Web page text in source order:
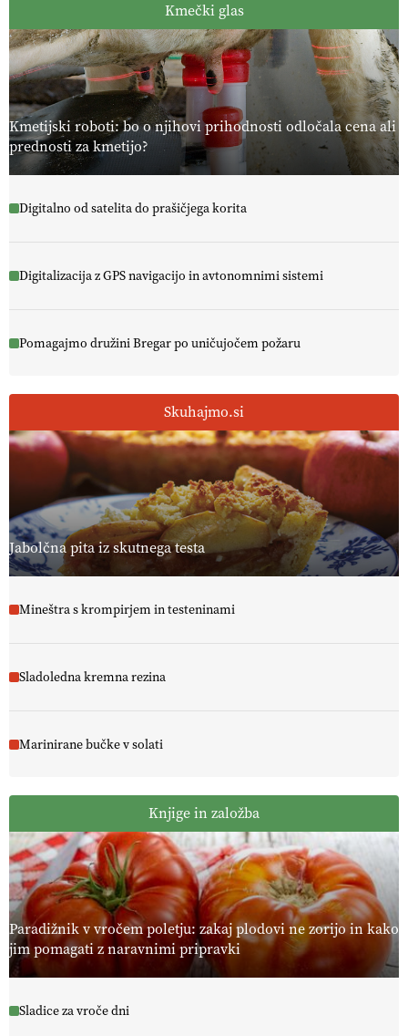
Kmečki glas
Kmetijski roboti: bo o njihovi prihodnosti odločala cena ali
prednosti za kmetijo?
Digitalno od satelita do prašičjega korita
Digitalizacija z GPS navigacijo in avtonomnimi sistemi
Pomagajmo družini Bregar po uničujočem požaru
Skuhajmo.si
Jabolčna pita iz skutnega testa
Mineštra s krompirjem in testeninami
Sladoledna kremna rezina
Marinirane bučke v solati
Knjige in založba
Paradižnik v vročem poletju: zakaj plodovi ne zorijo in kako
jim pomagati z naravnimi pripravki
Sladice za vroče dni